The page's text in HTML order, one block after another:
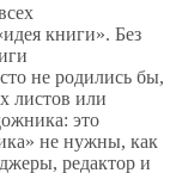
книги». Без
не родились бы,
листов или
это
не нужны, как
редактор и